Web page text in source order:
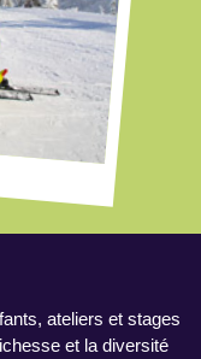
ateliers et stages
et la diversité